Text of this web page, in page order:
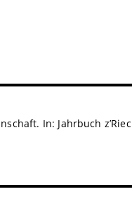
In: Jahrbuch